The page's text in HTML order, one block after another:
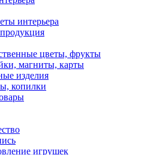
интерьера
цветы, фрукты
магниты, карты
изделия
копилки
игрушек